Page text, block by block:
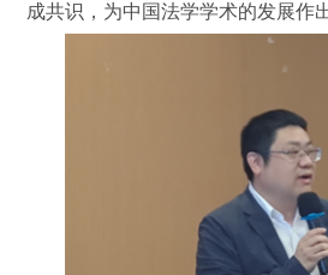
成共识，为中国法学学术的发展作